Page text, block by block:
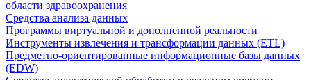
области здравоохранения
Средства анализа данных
Программы виртуальной и дополненной реальности
Инструменты извлечения и трансформации данных (ETL)
Предметно-ориентированные информационные базы данных
(EDW)